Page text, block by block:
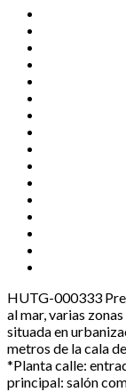
HUTG-000333
al mar, varias
situada en
metros de la cala
*Planta calle:
principal: salón